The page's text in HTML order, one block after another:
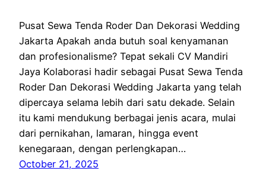
Pusat Sewa Tenda Roder Dan Dekorasi Wedding
Jakarta Apakah anda butuh soal kenyamanan
dan profesionalisme? Tepat sekali CV Mandiri
Jaya Kolaborasi hadir sebagai Pusat Sewa Tenda
Roder Dan Dekorasi Wedding Jakarta yang telah
dipercaya selama lebih dari satu dekade. Selain
itu kami mendukung berbagai jenis acara, mulai
dari pernikahan, lamaran, hingga event
kenegaraan, dengan perlengkapan…
October 21, 2025